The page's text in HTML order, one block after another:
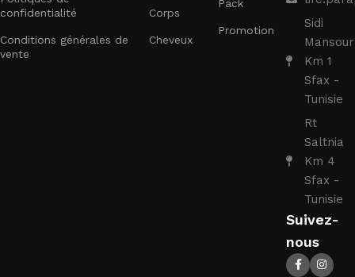
confidentialité
Conditions générales de
vente
Corps
Cheveux
Pack
Promotion
Sidi
Mansour
Km 1
Sfax -
Tunisie
Rt
Saltnia
Km 4
Sfax -
Tunisie
Suivez-
nous